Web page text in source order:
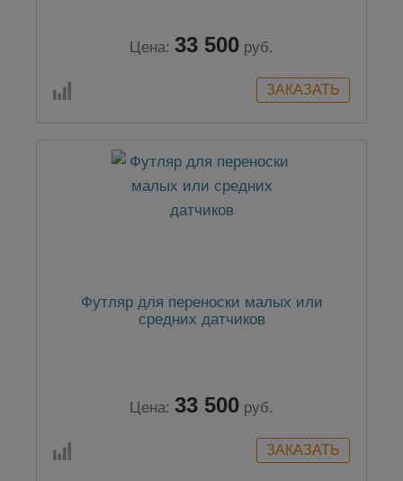
Цена: 33 500 руб.
Футляр для переноски малых или
средних датчиков
Цена: 33 500 руб.